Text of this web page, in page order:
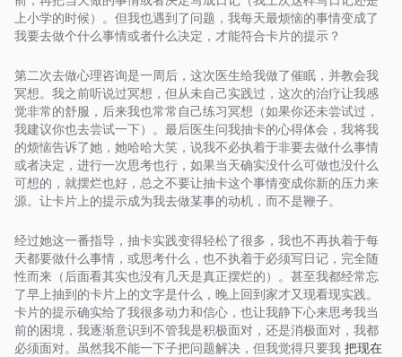
上小学的时候）。但我也遇到了问题，我每天最烦恼的事情变成了
我要去做个什么事情或者什么决定，才能符合卡片的提示？
第二次去做心理咨询是一周后，这次医生给我做了催眠，并教会我
冥想。我之前听说过冥想，但从未自己实践过，这次的治疗让我感
觉非常的舒服，后来我也常常自己练习冥想（如果你还未尝试过，
我建议你也去尝试一下）。最后医生问我抽卡的心得体会，我将我
的烦恼告诉了她，她哈哈大笑，说我不必执着于非要去做什么事情
或者决定，进行一次思考也行，如果当天确实没什么可做也没什么
可想的，就摆烂也好，总之不要让抽卡这个事情变成你新的压力来
源。让卡片上的提示成为我去做某事的动机，而不是鞭子。
经过她这一番指导，抽卡实践变得轻松了很多，我也不再执着于每
天都要做什么事情，或思考什么，也不执着于必须写日记，完全随
性而来（后面看其实也没有几天是真正摆烂的）。甚至我都经常忘
了早上抽到的卡片上的文字是什么，晚上回到家才又现看现实践。
卡片的提示确实给了我很多动力和信心，也让我静下心来思考我当
前的困境，我逐渐意识到不管我是积极面对，还是消极面对，我都
必须面对。虽然我不能一下子把问题解决，但我觉得只要我 把现在